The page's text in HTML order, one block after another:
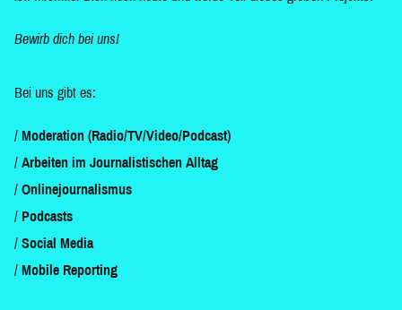
Bewirb dich bei uns!
Bei uns gibt es:
Moderation (Radio/TV/Video/Podcast)
Arbeiten im Journalistischen Alltag
Onlinejournalismus
Podcasts
Social Media
Mobile Reporting